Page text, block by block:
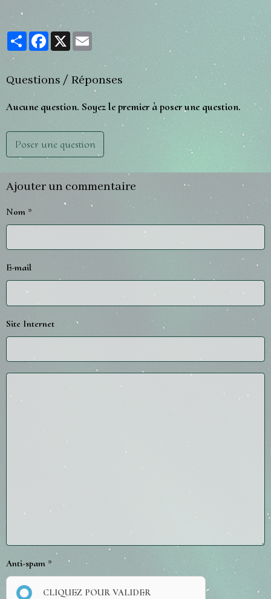
PartagerFacebook
X
Questions / Réponses
Aucune question. Soyez le premier à poser une question.
Poser une question
Ajouter un commentaire
Nom
E-mail
Site Internet
Anti-spam
CLIQUEZ POUR VALIDER